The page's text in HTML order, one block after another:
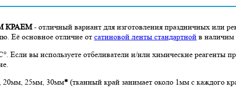
КРАЕМ- отличный вариант для изготовления праздничных или
Её основное отличие от сатиновой ленты стандартной в наличим
Если вы используете отбеливатели и/или химические реагенты
20мм, 25мм, 30мм* (тканный край занимает около 1мм с каждого